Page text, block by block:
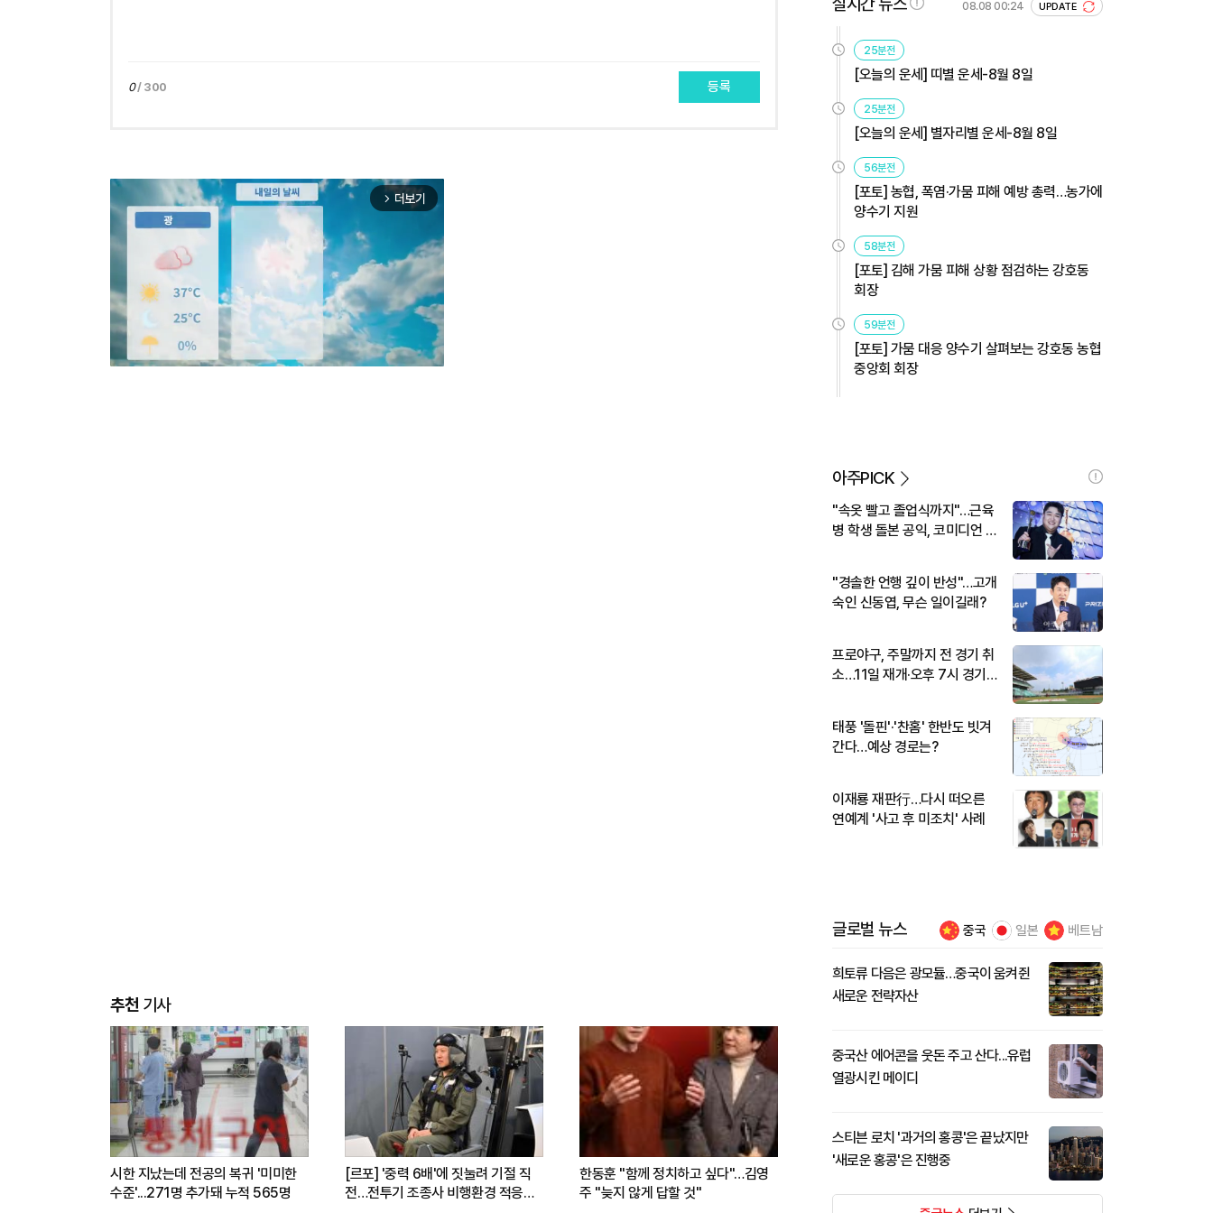
0/ 300 등록
arrow_forward_ios 더보기
추천기사
시한 지났는데 전공의 복귀 '미미한
수준'...271명 추가돼 누적 565명
[르포] '중력 6배'에 짓눌려 기절 직
전…전투기 조종사 비행환경 적응훈
한동훈 "함께 정치하고 싶다"…김영
주 "늦지 않게 답할 것"
08.08 00:24 UPDATE
25분전
[오늘의 운세] 띠별 운세-8월 8일
25분전
[오늘의 운세] 별자리별 운세-8월 8일
56분전
[포토] 농협, 폭염·가뭄 피해 예방 총력…농가에
양수기 지원
58분전
[포토] 김해 가뭄 피해 상황 점검하는 강호동
회장
59분전
[포토] 가뭄 대응 양수기 살펴보는 강호동 농협
중앙회 회장
아주PICK
"속옷 빨고 졸업식까지"…근육
병 학생 돌본 공익, 코미디언 김
"경솔한 언행 깊이 반성"…고개
숙인 신동엽, 무슨 일이길래?
프로야구, 주말까지 전 경기 취
소…11일 재개·오후 7시 경기
태풍 '돌핀'·'찬홈' 한반도 빗겨
간다…예상 경로는?
이재룡 재판行…다시 떠오른
연예계 '사고 후 미조치' 사례
글로벌 뉴스 중국 일본 베트남
희토류 다음은 광모듈…중국이 움켜쥔
새로운 전략자산
중국산 에어콘을 웃돈 주고 산다...유럽
열광시킨 메이디
스티븐 로치 '과거의 홍콩'은 끝났지만
'새로운 홍콩'은 진행중